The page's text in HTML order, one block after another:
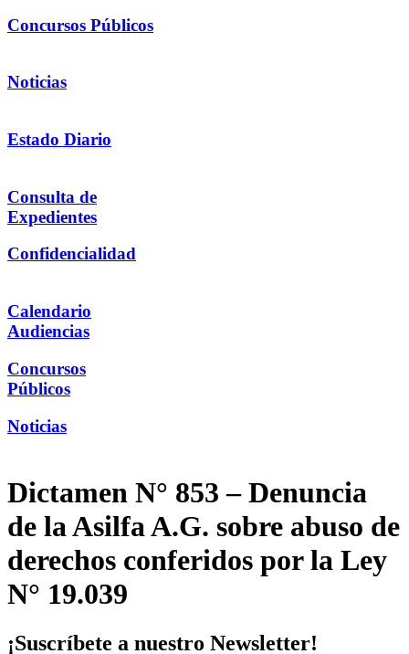
Concursos Públicos
Noticias
Estado Diario
Consulta de
Expedientes
Confidencialidad
Calendario
Audiencias
Concursos
Públicos
Noticias
Dictamen N° 853 – Denuncia
de la Asilfa A.G. sobre abuso de
derechos conferidos por la Ley
N° 19.039
¡Suscríbete a nuestro Newsletter!